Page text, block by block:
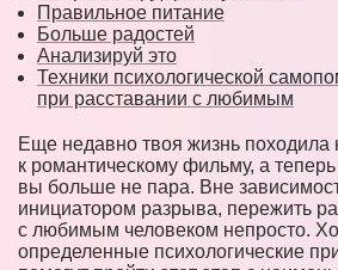
Правильное питание
Больше радостей
Анализируй это
Техники психологической
при расставании с любимым
Еще недавно твоя жизнь походила
к романтическому фильму, а
вы больше не пара. Вне
инициатором разрыва, пережить
с любимым человеком непросто.
определенные психологические